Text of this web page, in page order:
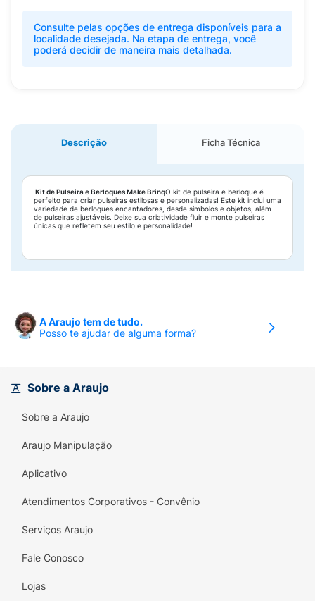
Consulte pelas opções de entrega disponíveis para a
localidade desejada. Na etapa de entrega, você
poderá decidir de maneira mais detalhada.
Descrição Ficha Técnica
Kit de Pulseira e Berloques Make BrinqO kit de pulseira e berloque é
perfeito para criar pulseiras estilosas e personalizadas! Este kit inclui uma
variedade de berloques encantadores, desde símbolos e objetos, além
de pulseiras ajustáveis. Deixe sua criatividade fluir e monte pulseiras
únicas que refletem seu estilo e personalidade!
A Araujo tem de tudo.
Posso te ajudar de alguma forma?
Sobre a Araujo
Sobre a Araujo
Araujo Manipulação
Aplicativo
Atendimentos Corporativos - Convênio
Serviços Araujo
Fale Conosco
Lojas